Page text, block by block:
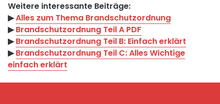
Weitere interessante Beiträge:
▶︎Alles zum Thema Brandschutzordnung
▶︎Brandschutzordnung Teil A PDF
▶︎Brandschutzordnung Teil B: Einfach erklärt
▶︎Brandschutzordnung Teil C: Alles Wichtige
einfach erklärt